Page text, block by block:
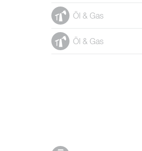
Öl & Gas
Öl & Gas